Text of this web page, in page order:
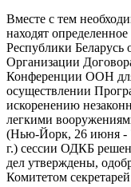
Вместе с тем
находят
Республики
Организации
Конференции ООН для
осуществлении
искоренению
легкими
(Нью-Йорк, 26 июня -
г.) сессии ОДКБ
дел утверждены,
Комитетом